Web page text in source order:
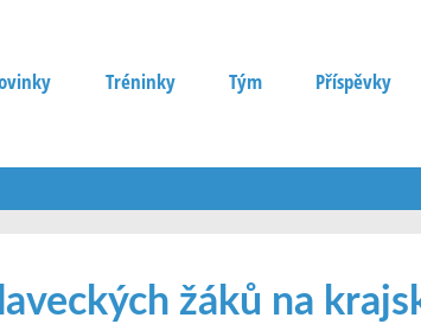
Tréninky Tým Příspěvky
žáků na